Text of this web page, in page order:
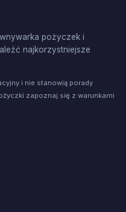
pożyczek i
najkorzystniejsze
i nie stanowią porady
zapoznaj się z warunkami